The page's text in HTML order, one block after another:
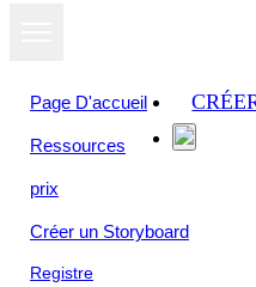
Page D'accueil
Ressources
prix
Créer un Storyboard
Registre